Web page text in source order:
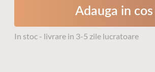
In stoc - livrare in 3-5 zile lucratoare
Adauga in cos